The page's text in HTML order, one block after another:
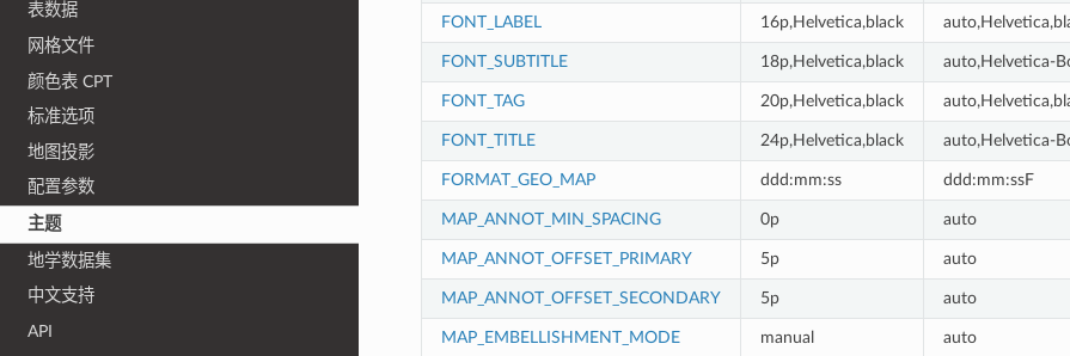
表数据
网格文件
颜色表 CPT
标准选项
地图投影
配置参数
主题
地学数据集
中文支持
API
FONT_LABEL 16p,Helvetica,black
FONT_SUBTITLE 18p,Helvetica,black auto,Helvetica-
FONT_TAG 20p,Helvetica,black
FONT_TITLE 24p,Helvetica,black auto,Helvetica-
FORMAT_GEO_MAP ddd:mm:ss ddd:mm:ssF
MAP_ANNOT_MIN_SPACING 0p auto
MAP_ANNOT_OFFSET_PRIMARY 5p auto
MAP_ANNOT_OFFSET_SECONDARY 5p auto
MAP_EMBELLISHMENT_MODE manual auto